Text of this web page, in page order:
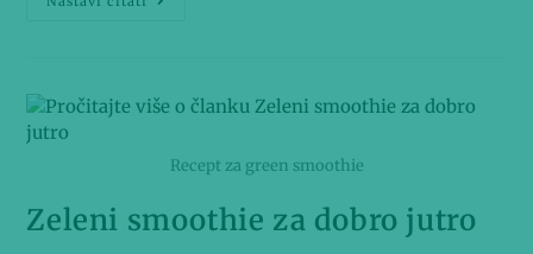
Recept za green smoothie
Zeleni smoothie za dobro jutro